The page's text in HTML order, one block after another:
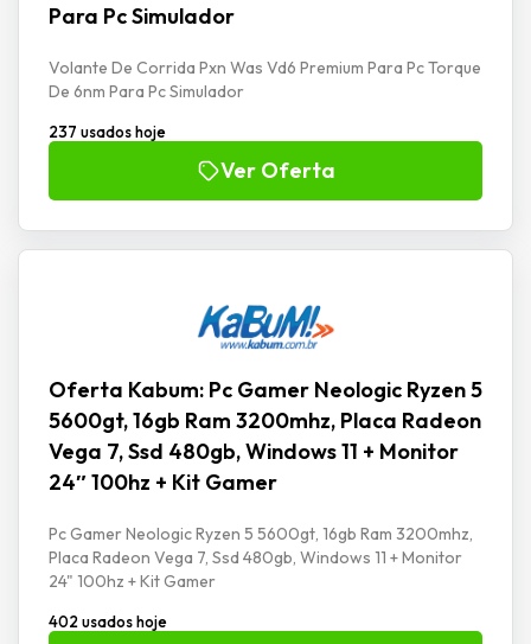
Para Pc Simulador
Volante De Corrida Pxn Was Vd6 Premium Para Pc Torque
De 6nm Para Pc Simulador
237 usados hoje
Ver Oferta
Oferta Kabum: Pc Gamer Neologic Ryzen 5
5600gt, 16gb Ram 3200mhz, Placa Radeon
Vega 7, Ssd 480gb, Windows 11 + Monitor
24″ 100hz + Kit Gamer
Pc Gamer Neologic Ryzen 5 5600gt, 16gb Ram 3200mhz,
Placa Radeon Vega 7, Ssd 480gb, Windows 11 + Monitor
24" 100hz + Kit Gamer
402 usados hoje